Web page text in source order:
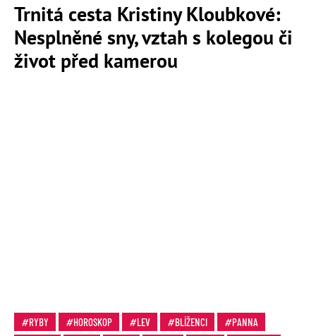
Trnitá cesta Kristiny Kloubkové:
Nesplněné sny, vztah s kolegou či
život před kamerou
RYBY HOROSKOP LEV BLÍŽENCI
PANNA